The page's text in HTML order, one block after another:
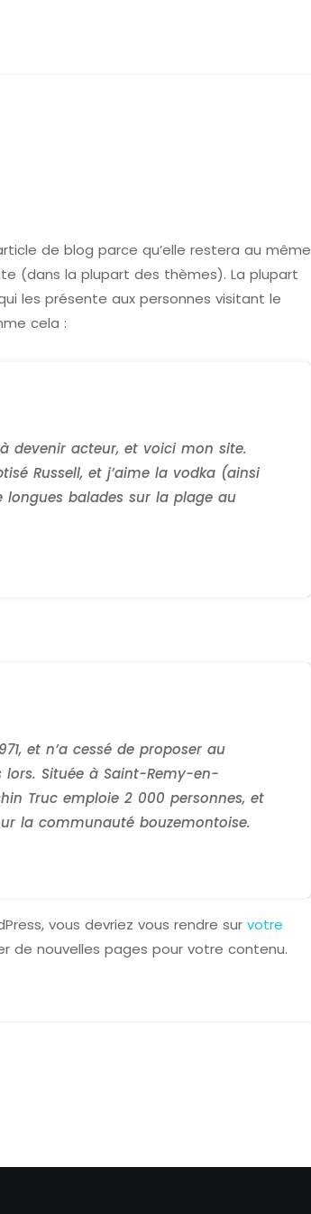
de blog parce qu’elle restera au même
(dans la plupart des thèmes). La plupart
les présente aux personnes visitant le
cela :
devenir acteur, et voici mon site.
Russell, et j’aime la vodka (ainsi
longues balades sur la plage au
et n’a cessé de proposer au
Située à Saint-Remy-en-
Truc emploie 2 000 personnes, et
la communauté bouzemontoise.
vous devriez vous rendre sur votre
de nouvelles pages pour votre contenu.